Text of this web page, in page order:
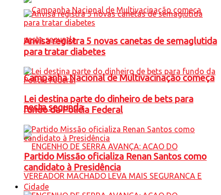
Campanha Nacional de Multivacinação começa
nesta segunda
Anvisa registra 5 novas canetas de semaglutida
para tratar diabetes
Lei destina parte do dinheiro de bets para
fundo da Polícia Federal
Partido Missão oficializa Renan Santos como
candidato à Presidência
Cidade